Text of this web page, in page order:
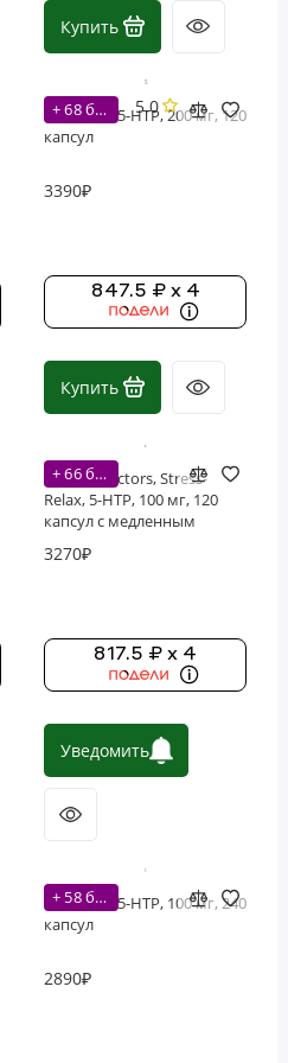
Купить
+ 68 бонусов 5.0
Nutricost, 5-HTP, 200 мг, 120
капсул
3390₽
847.5 ₽ x 4
Купить
+ 66 бонусов
Natural Factors, Stress-
Relax, 5-HTP, 100 мг, 120
капсул с медленным
3270₽
817.5 ₽ x 4
Уведомить
+ 58 бонусов
Nutricost, 5-HTP, 100 мг, 240
капсул
2890₽